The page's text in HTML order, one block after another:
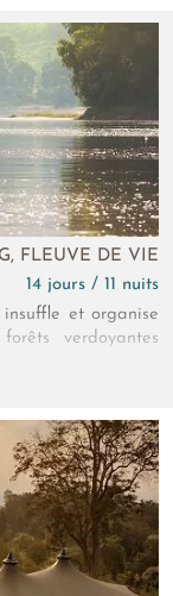
FLEUVE DE VIE
14 jours / 11 nuits
et organise
verdoyantes
ancestraux se